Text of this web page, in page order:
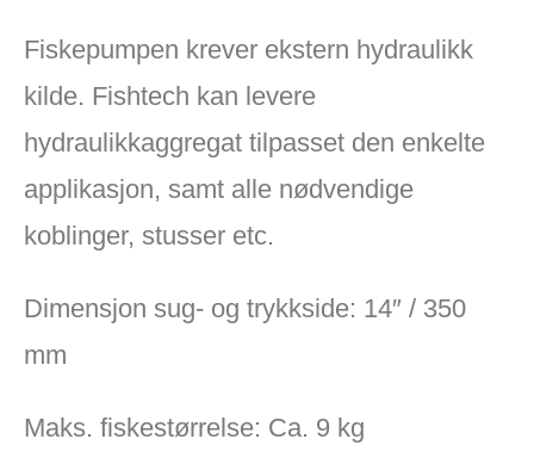
Fiskepumpen krever ekstern hydraulikk
kilde. Fishtech kan levere
hydraulikkaggregat tilpasset den enkelte
applikasjon, samt alle nødvendige
koblinger, stusser etc.
Dimensjon sug- og trykkside: 14″ / 350
mm
Maks. fiskestørrelse: Ca. 9 kg